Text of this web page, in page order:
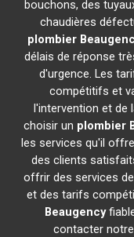
bouchons, des
chaudières
plombier
délais de réponse
d'urgence. Les
compétitifs et
l'intervention et de
choisir un plombier
les services qu'il
des clients
offrir des services
et des tarifs
Beaugency
contacter